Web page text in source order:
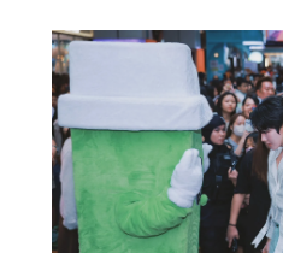
ไพศาลกุล” หนึ่งในนักแสดงจาก
เทศกาลภาพยนตร์นานาชาติเมือ
Film Festival 2026) ซึ่งจัดขึ้นร
2026 ณ ประเทศฝรั่งเศส ท่ามกล
ร่วมงานอย่างคับคั่ง